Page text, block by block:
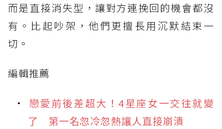
而是直接消失型，讓對方連挽回的機會都沒
有。比起吵架，他們更擅長用沉默結束一
切。
編輯推薦
戀愛前後差超大！4星座女一交往就變
了 第一名忽冷忽熱讓人直接崩潰